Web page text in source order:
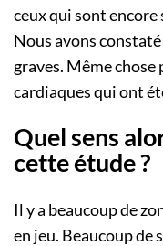
ceux qui sont
Nous avons
graves. Même
cardiaques qui ont
Quel sens
cette étude ?
Il y a beaucoup de
en jeu. Beaucoup de